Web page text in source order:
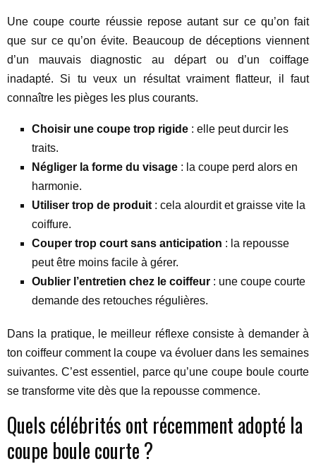
Une coupe courte réussie repose autant sur ce qu’on fait
que sur ce qu’on évite. Beaucoup de déceptions viennent
d’un mauvais diagnostic au départ ou d’un coiffage
inadapté. Si tu veux un résultat vraiment flatteur, il faut
connaître les pièges les plus courants.
Choisir une coupe trop rigide : elle peut durcir les
traits.
Négliger la forme du visage : la coupe perd alors en
harmonie.
Utiliser trop de produit : cela alourdit et graisse vite la
coiffure.
Couper trop court sans anticipation : la repousse
peut être moins facile à gérer.
Oublier l’entretien chez le coiffeur : une coupe courte
demande des retouches régulières.
Dans la pratique, le meilleur réflexe consiste à demander à
ton coiffeur comment la coupe va évoluer dans les semaines
suivantes. C’est essentiel, parce qu’une coupe boule courte
se transforme vite dès que la repousse commence.
Quels célébrités ont récemment adopté la
coupe boule courte ?